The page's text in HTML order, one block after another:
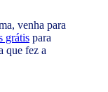
venha para
grátis para
que fez a